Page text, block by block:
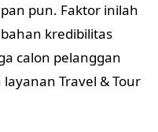
pun. Faktor inilah
kredibilitas
calon pelanggan
Travel & Tour